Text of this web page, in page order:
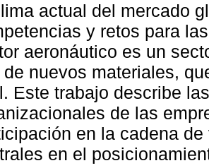
actual del mercado
y retos para
aeronáutico es un
de nuevos materiales,
Este trabajo describe
de las
en la cadena
en el